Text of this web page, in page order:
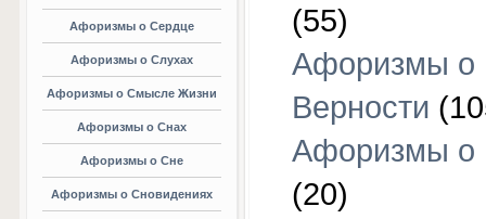
Афоризмы о Сердце
Афоризмы о Слухах
Афоризмы о Смысле Жизни
Афоризмы о Снах
Афоризмы о Сне
Афоризмы о Сновидениях
(55)
Афоризмы о
Верности
Афоризмы о
(20)